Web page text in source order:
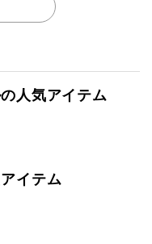
人気アイテム
イテム